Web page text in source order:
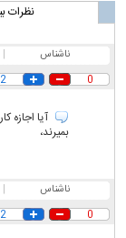
نظرات
ناشناس |
0
2
آیا اجازه
بمیرند،
ناشناس |
0
2